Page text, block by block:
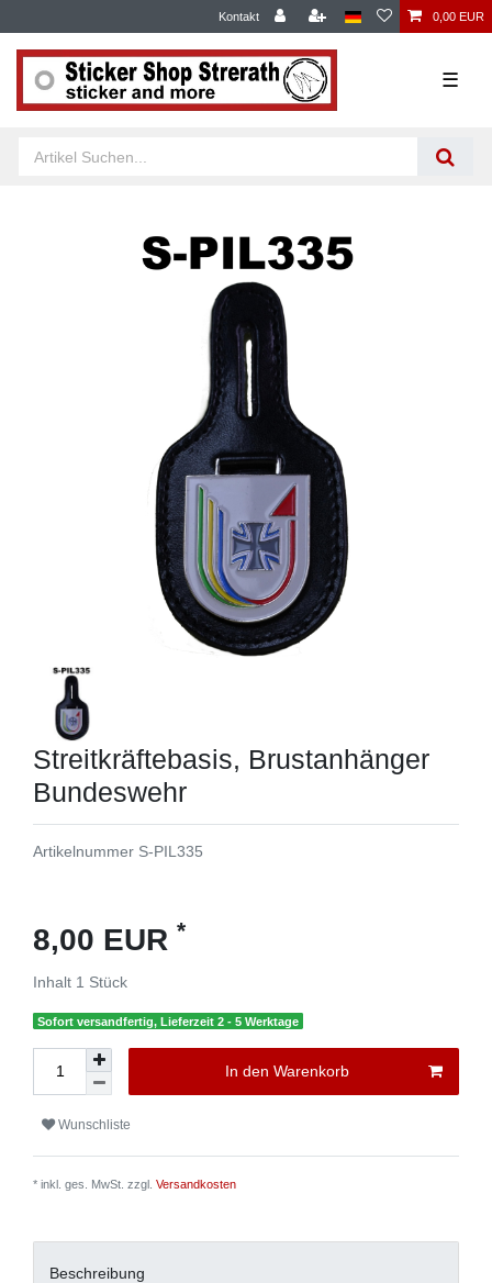
Kontakt 0,00 EUR
☰
Streitkräftebasis, Brustanhänger
Bundeswehr
Artikelnummer S-PIL335
8,00 EUR *
Inhalt 1 Stück
Sofort versandfertig, Lieferzeit 2 - 5 Werktage
In den Warenkorb
Wunschliste
* inkl. ges. MwSt. zzgl. Versandkosten
Beschreibung